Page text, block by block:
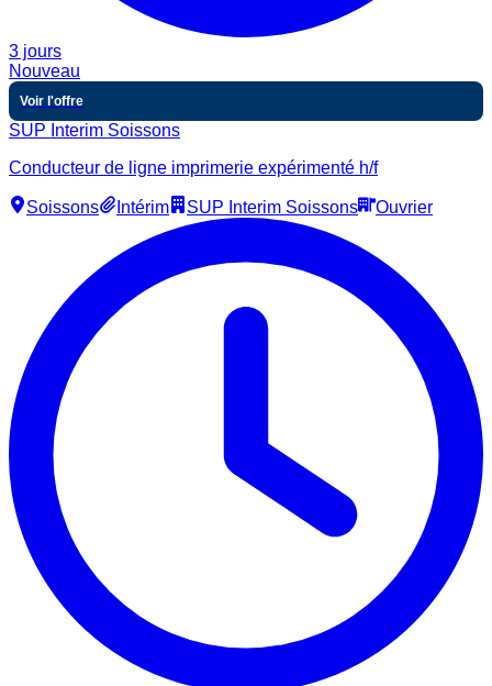
3 jours
Nouveau
Voir l'offre
SUP Interim Soissons
Conducteur de ligne imprimerie expérimenté h/f
Soissons Intérim SUP Interim Soissons Ouvrier